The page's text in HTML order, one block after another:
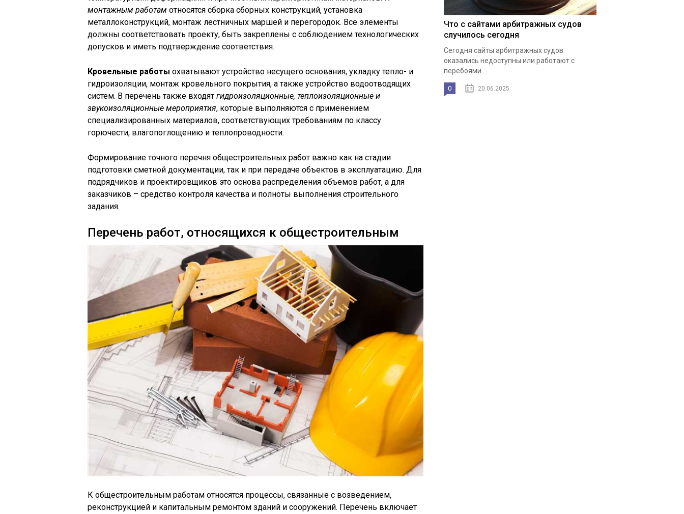
монтажным работам относятся сборка сборных конструкций, установка
металлоконструкций, монтаж лестничных маршей и перегородок. Все элементы
должны соответствовать проекту, быть закреплены с соблюдением технологических
допусков и иметь подтверждение соответствия.
Кровельные работы охватывают устройство несущего основания, укладку тепло- и
гидроизоляции, монтаж кровельного покрытия, а также устройство водоотводящих
систем. В перечень также входят гидроизоляционные, теплоизоляционные и
звукоизоляционные мероприятия, которые выполняются с применением
специализированных материалов, соответствующих требованиям по классу
горючести, влагопоглощению и теплопроводности.
Формирование точного перечня общестроительных работ важно как на стадии
подготовки сметной документации, так и при передаче объектов в эксплуатацию. Для
подрядчиков и проектировщиков это основа распределения объемов работ, а для
заказчиков – средство контроля качества и полноты выполнения строительного
задания.
Перечень работ, относящихся к общестроительным
К общестроительным работам относятся процессы, связанные с возведением,
реконструкцией и капитальным ремонтом зданий и сооружений. Перечень включает
Что с сайтами арбитражных судов
случилось сегодня
Сегодня сайты арбитражных судов
оказались недоступны или работают с
перебоями....
0 20.06.2025